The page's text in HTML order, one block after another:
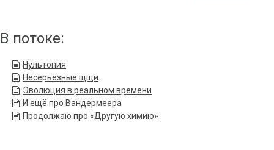
В потоке:
Нультопия
Несерьёзные щщи
Эволюция в реальном времени
И ещё про Вандермеера
Продолжаю про «Другую химию»